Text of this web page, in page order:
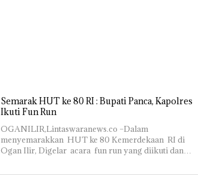
Semarak HUT ke 80 RI : Bupati Panca, Kapolres
Ikuti Fun Run
OGANILIR,Lintaswaranews.co –Dalam
menyemarakkan HUT ke 80 Kemerdekaan RI di
Ogan Ilir, Digelar acara fun run yang diikuti dan…